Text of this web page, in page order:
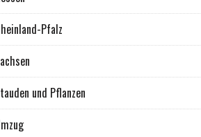
Pfalz
und Pflanzen